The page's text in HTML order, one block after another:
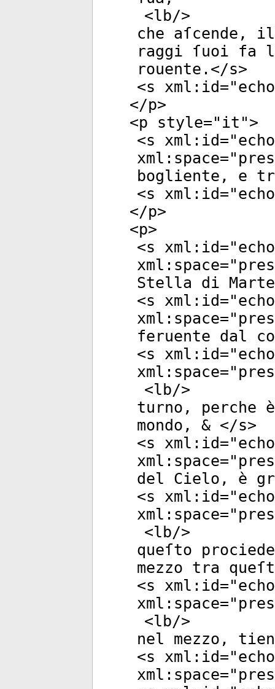
<lb/>
che aſcende,
raggi ſuoi fa
rouente.</s>
<s xml:id="
</p>
<p style=" it ">
<s xml:id="
xml:space="
bogliente, e
<s xml:id="
</p>
<p>
<s xml:id="
xml:space="
Stella di
<s xml:id="
xml:space="
feruente dal
<s xml:id="
xml:space="
<lb/>
turno, perche
mondo, & </s>
<s xml:id="
xml:space="
del Cielo, è
<s xml:id="
xml:space="
<lb/>
queſto
mezzo tra
<s xml:id="
xml:space="
<lb/>
nel mezzo,
<s xml:id="
xml:space="